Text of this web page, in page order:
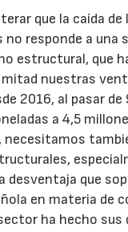
que la caída de
no responde a una
estructural, que
mitad nuestras
2016, al pasar de
a 4,5
necesitamos
desventaja que
en materia de
ha hecho sus